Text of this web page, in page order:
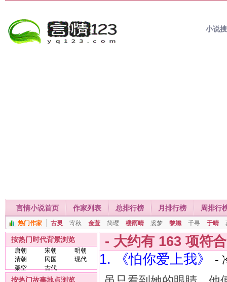
小说
言情小说首页 作家列表 总排行榜 月排行榜 周排行
热门作家 古灵 寄秋 金萱 简璎 楼雨晴 裘梦 黎孅 千寻 于晴
按热门时代背景浏览
唐朝 宋朝
明朝
清朝
民国
现代
架空
古代
按热门故事地点浏览
- 大约有 163 项符
1. 《怕你爱上我》
-